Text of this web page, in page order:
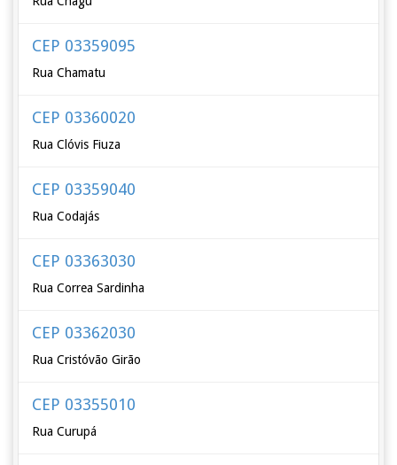
CEP 03359095
Rua Chamatu
CEP 03360020
Rua Clóvis Fiuza
CEP 03359040
Rua Codajás
CEP 03363030
Rua Correa Sardinha
CEP 03362030
Rua Cristóvão Girão
CEP 03355010
Rua Curupá